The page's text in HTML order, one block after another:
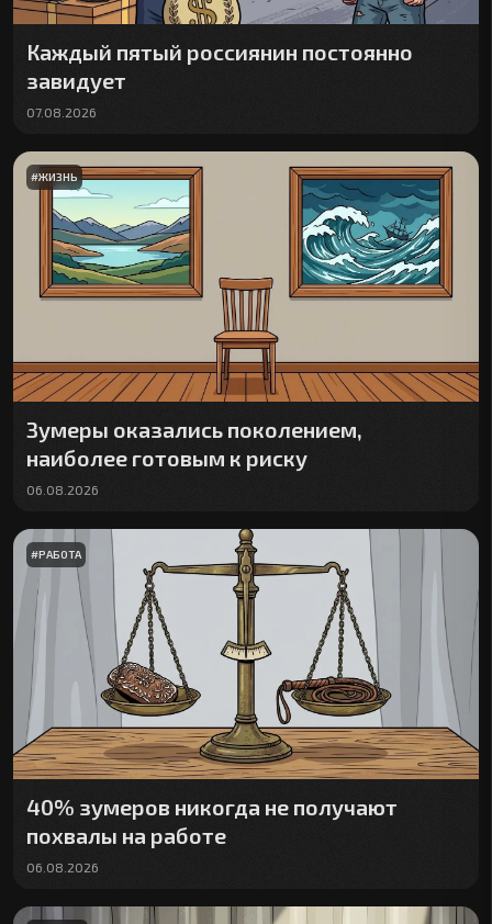
Каждый пятый россиянин постоянно
завидует
07.08.2026
#ЖИЗНЬ
Зумеры оказались поколением,
наиболее готовым к риску
06.08.2026
#РАБОТА
40% зумеров никогда не получают
похвалы на работе
06.08.2026